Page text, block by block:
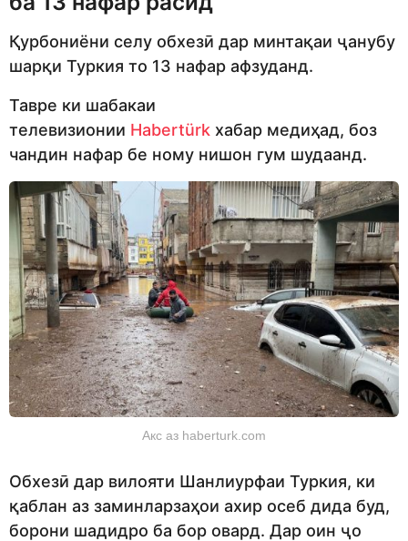
Қурбониёни селу обхезӣ дар минтақаи ҷанубу
шарқи Туркия то 13 нафар афзуданд.
Тавре ки шабакаи
телевизионии Habertürk хабар медиҳад, боз
чандин нафар бе ному нишон гум шудаанд.
Акс аз haberturk.com
Обхезӣ дар вилояти Шанлиурфаи Туркия, ки
қаблан аз заминларзаҳои ахир осеб дида буд,
борони шадидро ба бор овард. Дар оин ҷо